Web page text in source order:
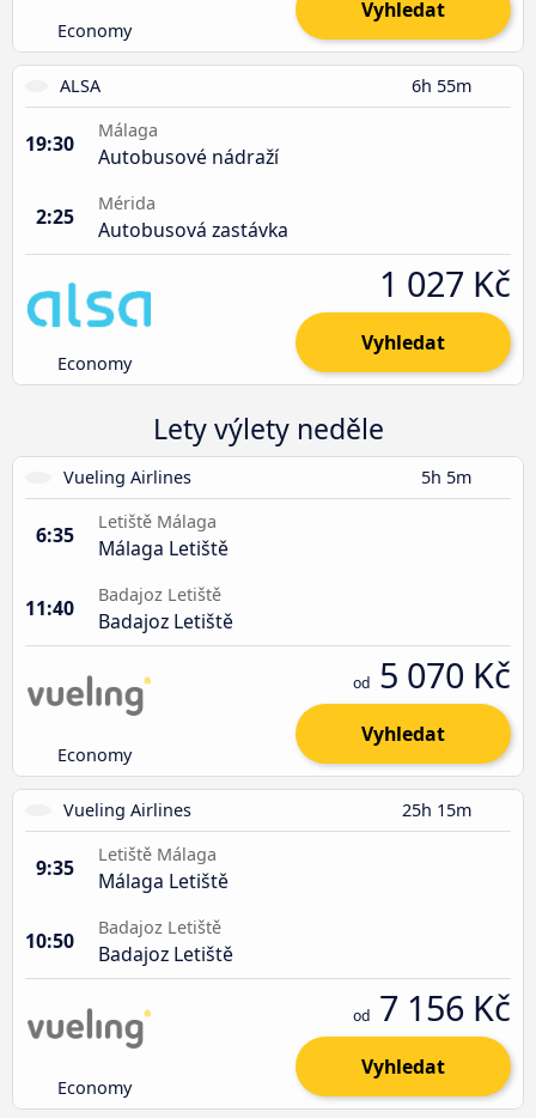
Economy
Vyhledat
ALSA 6h 55m
19:30
Málaga
Autobusové nádraží
2:25
Mérida
Autobusová zastávka
Economy
1 027 Kč
Vyhledat
Lety výlety neděle
Vueling Airlines 5h 5m
6:35
Letiště Málaga
Málaga Letiště
11:40
Badajoz Letiště
Badajoz Letiště
Economy
od 5 070 Kč
Vyhledat
Vueling Airlines 25h 15m
9:35
Letiště Málaga
Málaga Letiště
10:50
Badajoz Letiště
Badajoz Letiště
Economy
od 7 156 Kč
Vyhledat